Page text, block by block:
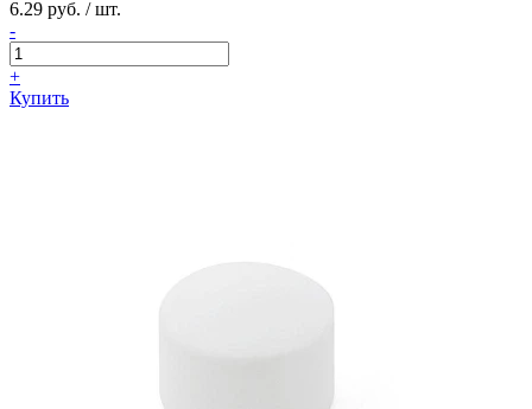
6.29 руб. / шт.
-
+
Купить